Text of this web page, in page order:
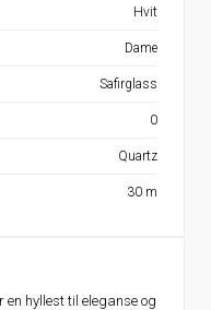
en hyllest til eleganse og
Hvit
Dame
Safirglass
0
Quartz
30 m